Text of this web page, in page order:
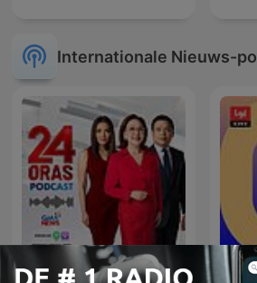
Internationale Nieuws-